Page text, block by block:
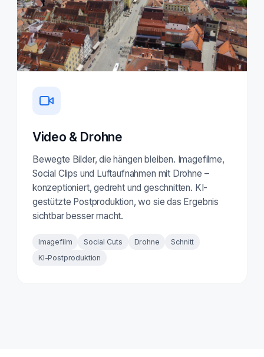
Video & Drohne
Bewegte Bilder, die hängen bleiben. Imagefilme,
Social Clips und Luftaufnahmen mit Drohne –
konzeptioniert, gedreht und geschnitten. KI-
gestützte Postproduktion, wo sie das Ergebnis
sichtbar besser macht.
Imagefilm Social Cuts Drohne
Schnitt
KI-Postproduktion